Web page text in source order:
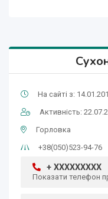
На сайті з:
Активність:
Горловка
+38(050)523-94-76
+ XXXXXXXXX
Показати телефон